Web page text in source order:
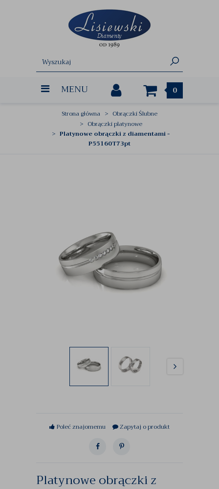
MENU 0
Strona główna
Obrączki Ślubne
Obrączki platynowe
Platynowe obrączki z diamentami -
P55160T73pt
Poleć znajomemu Zapytaj o produkt
Platynowe obrączki z